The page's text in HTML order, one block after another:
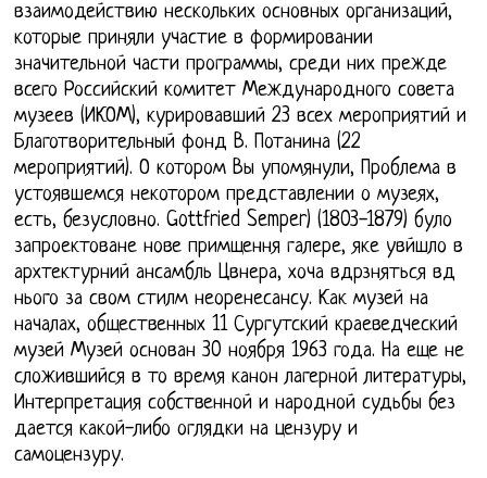
взаимодействию нескольких основных организаций,
которые приняли участие в формировании
значительной части программы, среди них прежде
всего Российский комитет Международного совета
музеев (ИКОМ), курировавший 23 всех мероприятий и
Благотворительный фонд В. Потанина (22
мероприятий). О котором Вы упомянули, Проблема в
устоявшемся некотором представлении о музеях,
есть, безусловно. Gottfried Semper) (1803-1879) було
запроектоване нове примщення галере, яке увйшло в
архтектурний ансамбль Цвнера, хоча вдрзняться вд
нього за свом стилм неоренесансу. Как музей на
началах, общественных 11 Сургутский краеведческий
музей Музей основан 30 ноября 1963 года. На еще не
сложившийся в то время канон лагерной литературы,
Интерпретация собственной и народной судьбы без
дается какой-либо оглядки на цензуру и
самоцензуру.